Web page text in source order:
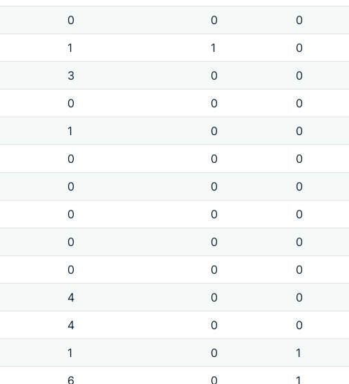
0 0
0
1 1
0
3 0
0
0 0
0
1 0
0
0 0
0
0 0
0
0 0
0
0 0
0
0 0
0
4 0
0
4 0
0
1 0
1
6 0
1